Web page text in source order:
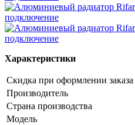
Характеристики
Скидка при оформлении заказа
Производитель
Страна производства
Модель